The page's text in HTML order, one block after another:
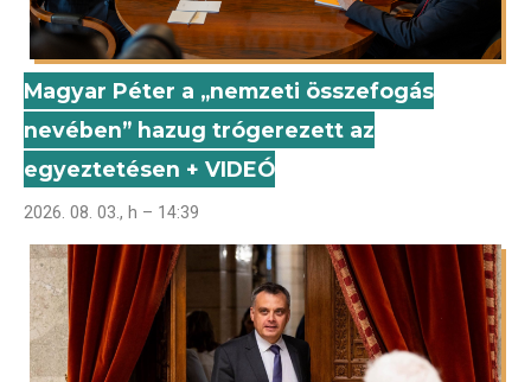
Magyar Péter a „nemzeti összefogás
nevében” hazug trógerezett az
egyeztetésen + VIDEÓ
2026. 08. 03., h – 14:39